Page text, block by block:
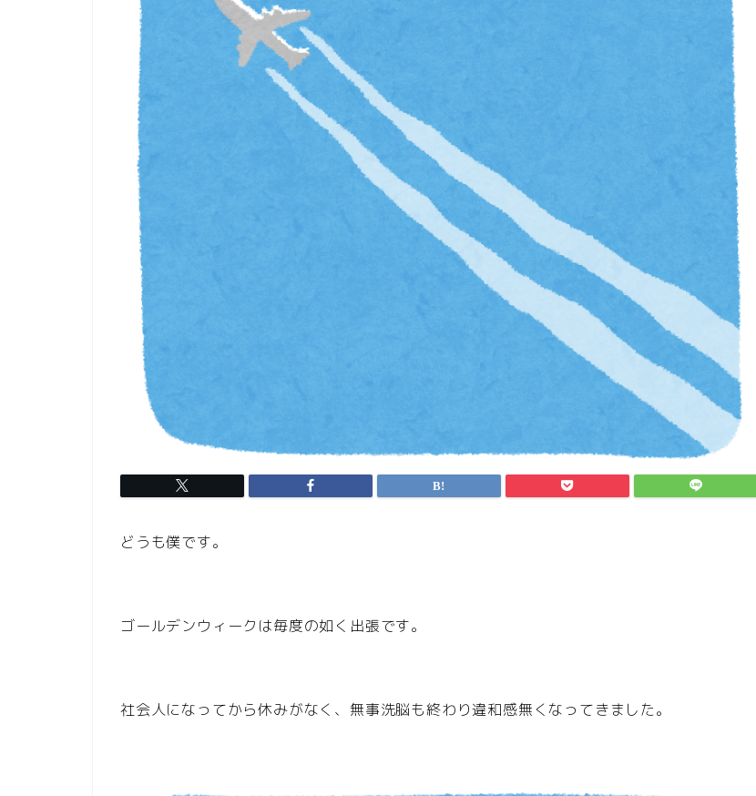
どうも僕です。
ゴールデンウィークは毎度の如く出張です。
社会人になってから休みがなく、無事洗脳も終わり違和感無くなってきました。